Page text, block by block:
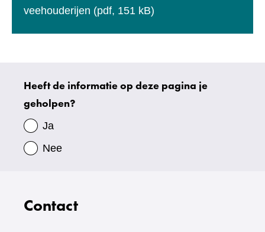
veehouderijen (pdf, 151 kB)
Uw
gegevens
Heeft de informatie op deze pagina je
geholpen?
Ja
Nee
Contact